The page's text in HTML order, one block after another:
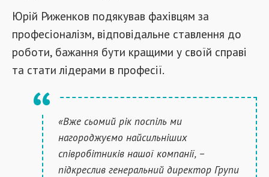
Юрій Риженков подякував фахівцям за
професіоналізм, відповідальне ставлення до
роботи, бажання бути кращими у своїй справі
та стати лідерами в професії.
«Вже сьомий рік поспіль ми
нагороджуємо найсильніших
співробітників нашої компанії, –
підкреслив генеральний директор Групи